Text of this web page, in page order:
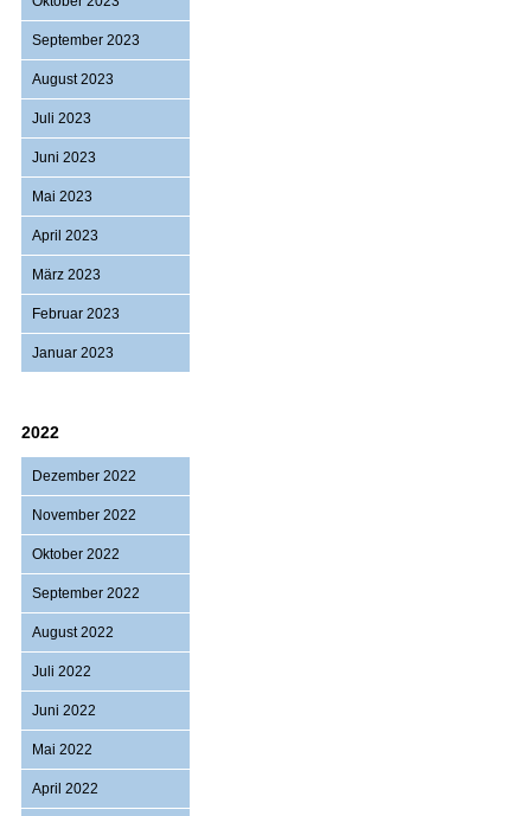
September 2023
August 2023
Juli 2023
Juni 2023
Mai 2023
April 2023
März 2023
Februar 2023
Januar 2023
2022
Dezember 2022
November 2022
Oktober 2022
September 2022
August 2022
Juli 2022
Juni 2022
Mai 2022
April 2022